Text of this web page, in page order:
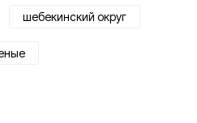
шебекинский округ